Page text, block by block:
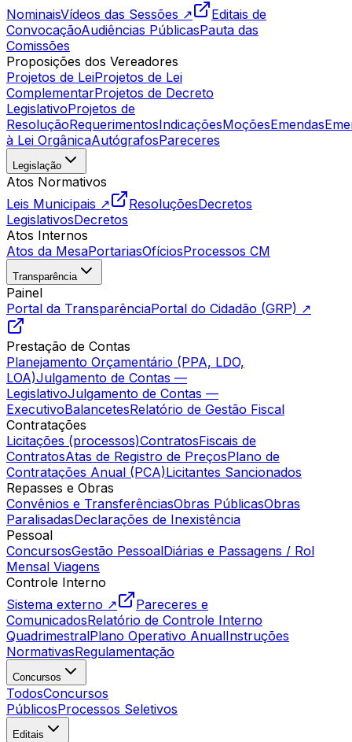
NominaisVídeos das Sessões ↗
Editais de
ConvocaçãoAudiências PúblicasPauta das
Comissões
Proposições dos Vereadores
Projetos de LeiProjetos de Lei
ComplementarProjetos de Decreto
LegislativoProjetos de
ResoluçãoRequerimentosIndicaçõesMoçõesEmendas
à Lei OrgânicaAutógrafosPareceres
Legislação
Atos Normativos
Leis Municipais ↗
ResoluçõesDecretos
LegislativosDecretos
Atos Internos
Atos da MesaPortariasOfíciosProcessos CM
Transparência
Painel
Portal da TransparênciaPortal do Cidadão (GRP) ↗
Prestação de Contas
Planejamento Orçamentário (PPA, LDO,
LOA)Julgamento de Contas —
LegislativoJulgamento de Contas —
ExecutivoBalancetesRelatório de Gestão Fiscal
Contratações
Licitações (processos)ContratosFiscais de
ContratosAtas de Registro de PreçosPlano de
Contratações Anual (PCA)Licitantes Sancionados
Repasses e Obras
Convênios e TransferênciasObras PúblicasObras
ParalisadasDeclarações de Inexistência
Pessoal
ConcursosGestão PessoalDiárias e Passagens / Rol
Mensal Viagens
Controle Interno
Sistema externo ↗
Pareceres e
ComunicadosRelatório de Controle Interno
QuadrimestralPlano Operativo AnualInstruções
NormativasRegulamentação
Concursos
TodosConcursos
PúblicosProcessos Seletivos
Editais